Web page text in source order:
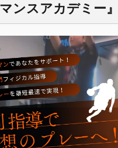
ンスアカデミー』